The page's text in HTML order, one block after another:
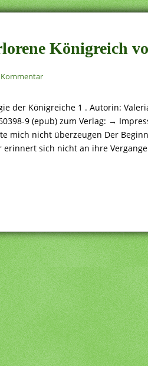
Königreich
Kommentar
der Königreiche 1 . Autorin:
9 (epub) zum Verlag: →
mich nicht überzeugen Der
erinnert sich nicht an ihre